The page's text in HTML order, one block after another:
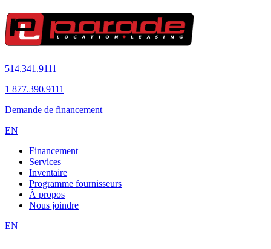
514.341.9111
1 877.390.9111
Demande de financement
EN
Financement
Services
Inventaire
Programme fournisseurs
À propos
Nous joindre
EN